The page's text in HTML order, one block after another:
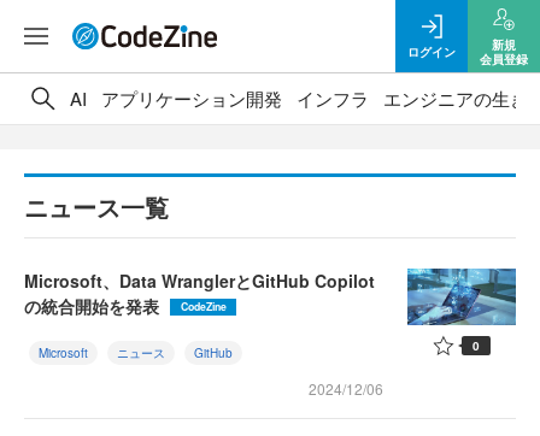
ログイン
新規
会員登録
AI アプリケーション開発 インフラ エンジニアの生き
ニュース一覧
Microsoft、Data WranglerとGitHub Copilot
の統合開始を発表
CodeZine
Microsoft ニュース GitHub
2024/12/06
0